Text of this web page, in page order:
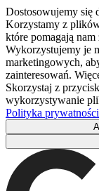
Dostosowujemy się
Korzystamy z
które pomagają
Wykorzystujemy je
marketingowych,
zainteresowań.
Skorzystaj z
wykorzystywanie
Polityka prywatności